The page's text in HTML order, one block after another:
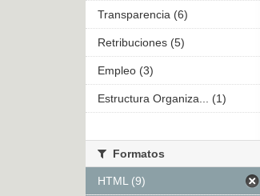
Transparencia (6)
Retribuciones (5)
Empleo (3)
Estructura Organiza... (1)
Formatos
HTML (9)